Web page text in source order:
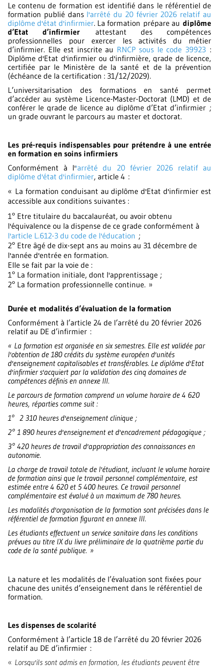
Le contenu de formation est identifié dans le référentiel de
formation publié dans l'arrêté du 20 février 2026 relatif au
diplôme d'état d'infirmier. La formation prépare au diplôme
d’Etat d’infirmier attestant des compétences
professionnelles pour exercer les activités du métier
d’infirmier. Elle est inscrite au RNCP sous le code 39923:
Diplôme d'Etat d'infirmier ou d'infirmière, grade de licence,
certifiée par le Ministère de la santé et de la prévention
(échéance de la certification : 31/12/2029).
L’universitarisation des formations en santé permet
d’accéder au système Licence-Master-Doctorat (LMD) et de
conférer le grade de licence au diplôme d’Etat d’infirmier ;
un grade ouvrant le parcours au master et doctorat.
Les pré-requis indispensables pour prétendre à une entrée
en formation en soins infirmiers
Conformément à l''arrêté du 20 février 2026 relatif au
diplôme d'état d'infirmier, article 4 :
« La formation conduisant au diplôme d'Etat d'infirmier est
accessible aux conditions suivantes :
1° Etre titulaire du baccalauréat, ou avoir obtenu
l'équivalence ou la dispense de ce grade conformément à
l'article L.612-3 du code de l'éducation ;
2° Etre âgé de dix-sept ans au moins au 31 décembre de
l'année d'entrée en formation.
Elle se fait par la voie de :
1° La formation initiale, dont l'apprentissage ;
2° La formation professionnelle continue. »
Durée et modalités d’évaluation de la formation
Conformément à l’article 24 de l’arrêté du 20 février 2026
relatif au DE d’infirmier :
« La formation est organisée en six semestres. Elle est validée par
l'obtention de 180 crédits du système européen d'unités
d'enseignement capitalisables et transférables. Le diplôme d'Etat
d'infirmier s'acquiert par la validation des cinq domaines de
compétences définis en annexe III.
Le parcours de formation comprend un volume horaire de 4 620
heures, réparties comme suit :
1° 2 310 heures d'enseignement clinique ;
2° 1 890 heures d'enseignement et d'encadrement pédagogique ;
3° 420 heures de travail d'appropriation des connaissances en
autonomie.
La charge de travail totale de l'étudiant, incluant le volume horaire
de formation ainsi que le travail personnel complémentaire, est
estimée entre 4 620 et 5 400 heures. Ce travail personnel
complémentaire est évalué à un maximum de 780 heures.
Les modalités d'organisation de la formation sont précisées dans le
référentiel de formation figurant en annexe III.
Les étudiants effectuent un service sanitaire dans les conditions
prévues au titre IX du livre préliminaire de la quatrième partie du
code de la santé publique. »
La nature et les modalités de l’évaluation sont fixées pour
chacune des unités d’enseignement dans le référentiel de
formation.
Les dispenses de scolarité
Conformément à l’article 18 de l’arrêté du 20 février 2026
relatif au DE d’infirmier :
« Lorsqu'ils sont admis en formation, les étudiants peuvent être